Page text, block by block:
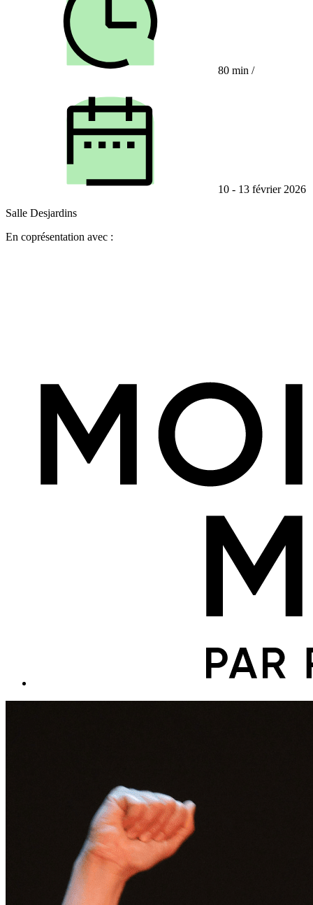
80 min /
10 - 13 février 2026
Salle Desjardins
En coprésentation avec :